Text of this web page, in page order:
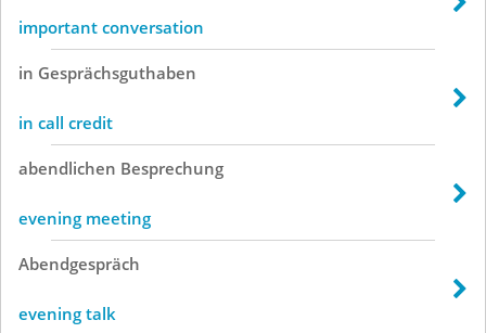
important conversation
in Gesprächsguthaben
in call credit
abendlichen Besprechung
evening meeting
Abendgespräch
evening talk